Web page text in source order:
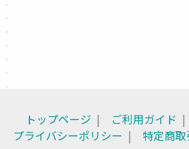
トップページ ご利用ガイド
プライバシーポリシー
特定商